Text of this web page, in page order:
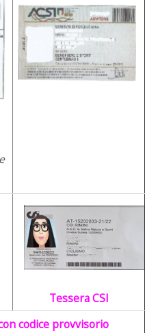
Tessera CSI
codice provvisorio